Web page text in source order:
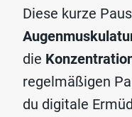
Diese kurze
die
regelmäßigen
du digitale